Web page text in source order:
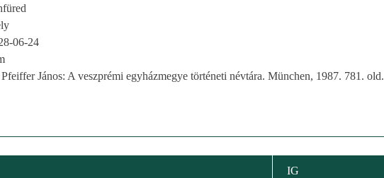
06-24
Pfeiffer János: A veszprémi egyházmegye történeti névtára. München, 1987. 781. old.
IG